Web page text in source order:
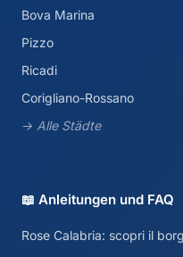
Bova Marina
Pizzo
Ricadi
Corigliano-Rossano
→ Alle Städte
📖 Anleitungen und FAQ
Rose Calabria: scopri il